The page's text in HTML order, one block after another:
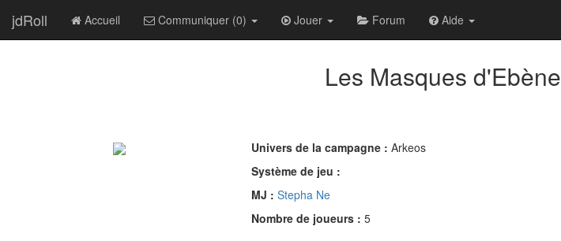
jdRoll Accueil Communiquer (0) Jouer Forum Aide
Les Masques d'Ebène
Univers de la campagne : Arkeos
Système de jeu :
MJ : Stepha Ne
Nombre de joueurs : 5